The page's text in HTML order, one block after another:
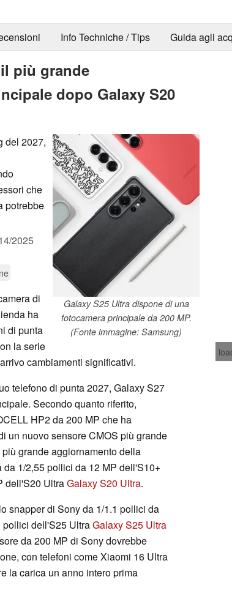
Info Techniche / Tips Guida agli
più grande
dopo Galaxy S20
Galaxy S25 Ultra dispone di una
fotocamera principale da 200 MP.
(Fonte immagine: Samsung)
del 2027,
che
potrebbe
2025
di
ha
di punta
la serie
cambiamenti significativi.
telefono di punta 2027, Galaxy S27
Secondo quanto riferito,
HP2 da 200 MP che ha
un nuovo sensore CMOS più grande
grande aggiornamento della
1/2,55 pollici da 12 MP dell'S10+
dell'S20 UltraGalaxy S20 Ultra.
snapper di Sony da 1/1.1 pollici da
pollici dell'S25 UltraGalaxy S25 Ultra
da 200 MP di Sony dovrebbe
con telefoni come Xiaomi 16 Ultra
la carica un anno intero prima